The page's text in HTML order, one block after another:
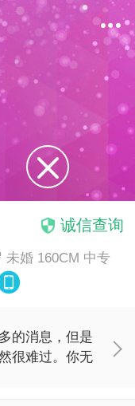


未婚 160CM 中专
 诚信查询
的消息，但是
很难过。你无
